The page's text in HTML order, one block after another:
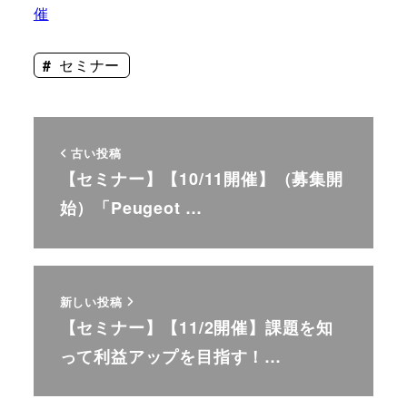
催
セミナー
古い投稿
【セミナー】【10/11開催】（募集開
始）「Peugeot …
新しい投稿
【セミナー】【11/2開催】課題を知
って利益アップを目指す！…